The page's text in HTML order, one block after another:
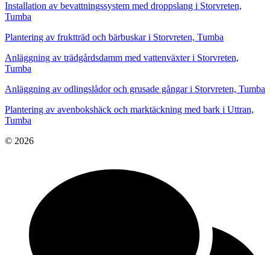
Installation av bevattningssystem med droppslang i Storvreten,
Tumba
Plantering av fruktträd och bärbuskar i Storvreten, Tumba
Anläggning av trädgårdsdamm med vattenväxter i Storvreten,
Tumba
Anläggning av odlingslådor och grusade gångar i Storvreten, Tumba
Plantering av avenbokshäck och marktäckning med bark i Uttran,
Tumba
© 2026